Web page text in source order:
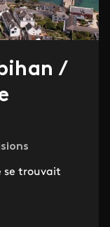
/
se trouvait